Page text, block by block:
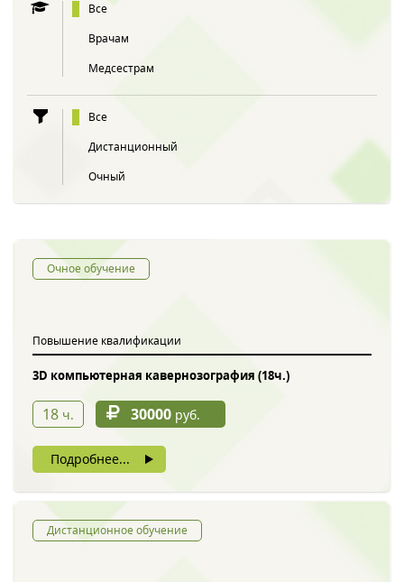
Все
Врачам
Медсестрам
Все
Дистанционный
Очный
Очное обучение
Повышение квалификации
3D компьютерная кавернозография (18ч.)
18 ч. 30000 руб.
Подробнее...
Дистанционное обучение